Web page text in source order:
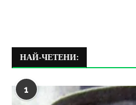
НАЙ-ЧЕТЕНИ:
1